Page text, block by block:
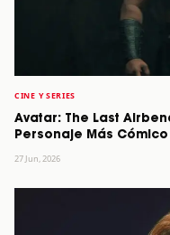
CINE Y SERIES
Avatar: The Last
Personaje Más Cómico
27 Jun, 2026